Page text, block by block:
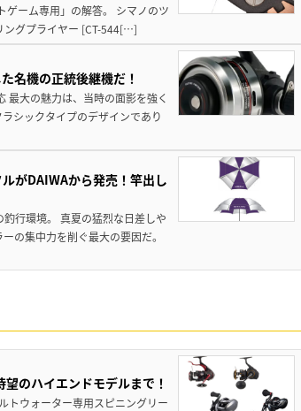
ゲーム専用」の解答。 シマノのツ
ングプライヤー [CT-544[…]
名機の正統後継機だ！
最大の魅力は、当時の面影を強く
シックタイプのデザインであり
がDAIWAから発売！竿出し
行環境。 真夏の猛烈な日差しや
の集中力を削ぐ最大の要因だ。
のハイエンドモデルまで！
トウォーター専用スピニングリー